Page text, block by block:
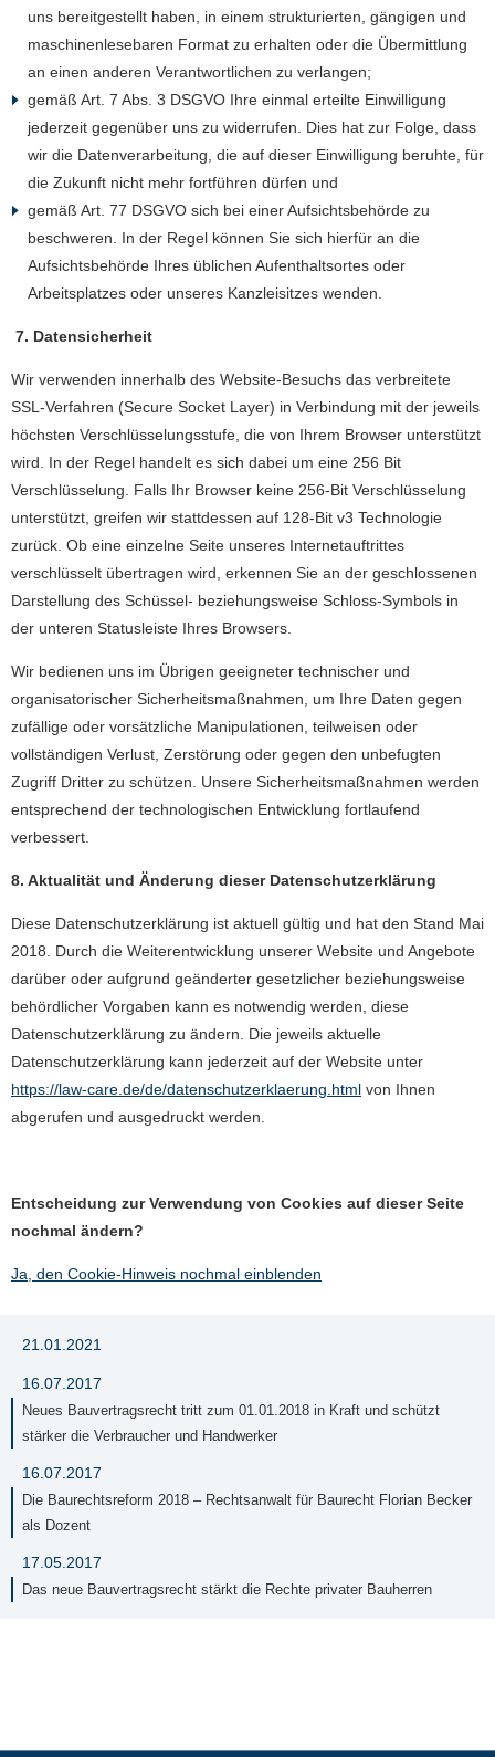
uns bereitgestellt haben, in einem strukturierten, gängigen und
maschinenlesebaren Format zu erhalten oder die Übermittlung
an einen anderen Verantwortlichen zu verlangen;
gemäß Art. 7 Abs. 3 DSGVO Ihre einmal erteilte Einwilligung
jederzeit gegenüber uns zu widerrufen. Dies hat zur Folge, dass
wir die Datenverarbeitung, die auf dieser Einwilligung beruhte, für
die Zukunft nicht mehr fortführen dürfen und
gemäß Art. 77 DSGVO sich bei einer Aufsichtsbehörde zu
beschweren. In der Regel können Sie sich hierfür an die
Aufsichtsbehörde Ihres üblichen Aufenthaltsortes oder
Arbeitsplatzes oder unseres Kanzleisitzes wenden.
7. Datensicherheit
Wir verwenden innerhalb des Website-Besuchs das verbreitete
SSL-Verfahren (Secure Socket Layer) in Verbindung mit der jeweils
höchsten Verschlüsselungsstufe, die von Ihrem Browser unterstützt
wird. In der Regel handelt es sich dabei um eine 256 Bit
Verschlüsselung. Falls Ihr Browser keine 256-Bit Verschlüsselung
unterstützt, greifen wir stattdessen auf 128-Bit v3 Technologie
zurück. Ob eine einzelne Seite unseres Internetauftrittes
verschlüsselt übertragen wird, erkennen Sie an der geschlossenen
Darstellung des Schüssel- beziehungsweise Schloss-Symbols in
der unteren Statusleiste Ihres Browsers.
Wir bedienen uns im Übrigen geeigneter technischer und
organisatorischer Sicherheitsmaßnahmen, um Ihre Daten gegen
zufällige oder vorsätzliche Manipulationen, teilweisen oder
vollständigen Verlust, Zerstörung oder gegen den unbefugten
Zugriff Dritter zu schützen. Unsere Sicherheitsmaßnahmen werden
entsprechend der technologischen Entwicklung fortlaufend
verbessert.
8. Aktualität und Änderung dieser Datenschutzerklärung
Diese Datenschutzerklärung ist aktuell gültig und hat den Stand Mai
2018. Durch die Weiterentwicklung unserer Website und Angebote
darüber oder aufgrund geänderter gesetzlicher beziehungsweise
behördlicher Vorgaben kann es notwendig werden, diese
Datenschutzerklärung zu ändern. Die jeweils aktuelle
Datenschutzerklärung kann jederzeit auf der Website unter
https://law-care.de/de/datenschutzerklaerung.html von Ihnen
abgerufen und ausgedruckt werden.
Entscheidung zur Verwendung von Cookies auf dieser Seite
nochmal ändern?
Ja, den Cookie-Hinweis nochmal einblenden
21.01.2021
16.07.2017
Neues Bauvertragsrecht tritt zum 01.01.2018 in Kraft und schützt
stärker die Verbraucher und Handwerker
16.07.2017
Die Baurechtsreform 2018 – Rechtsanwalt für Baurecht Florian Becker
als Dozent
17.05.2017
Das neue Bauvertragsrecht stärkt die Rechte privater Bauherren